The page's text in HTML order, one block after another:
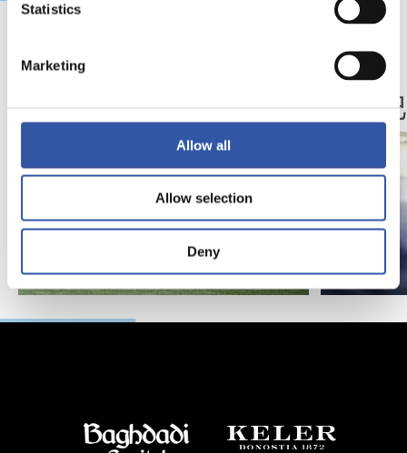
Statistics
Marketing
Allow all
Allow selection
Deny
12/05/2018 19/01/2018
视频
圣塞